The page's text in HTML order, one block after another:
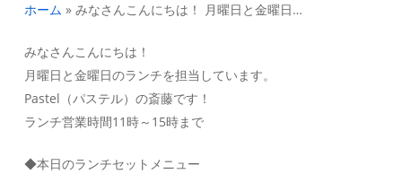
ホーム » みなさんこんにちは！ 月曜日と金曜日…
みなさんこんにちは！
月曜日と金曜日のランチを担当しています。
Pastel（パステル）の斎藤です！
ランチ営業時間11時～15時まで
◆本日のランチセットメニュー